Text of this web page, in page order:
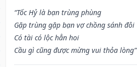
“Tốc Hỷ là bạn trùng phùng
Gặp trùng gặp bạn vợ chồng sánh đôi
Có tài có lộc hẳn hoi
Cầu gì cũng được mừng vui thỏa lòng”